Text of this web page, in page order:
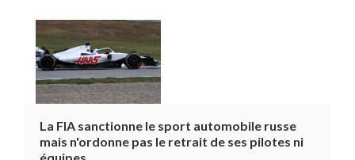
La FIA sanctionne le sport automobile russe
mais n'ordonne pas le retrait de ses pilotes ni